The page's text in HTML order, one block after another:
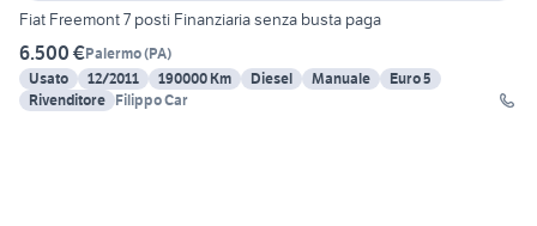
Fiat Freemont 7 posti Finanziaria senza busta paga
6.500 €Palermo(PA)
Usato
12/2011 190000 Km Diesel Manuale
Euro 5
Rivenditore Filippo Car